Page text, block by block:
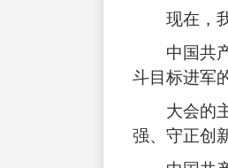
现在，
中国共
斗目标进军
大会的
强、守正创